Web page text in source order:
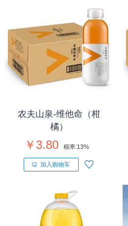
农夫山泉-维他命（柑
橘）
￥3.80 税率:13%
加入购物车